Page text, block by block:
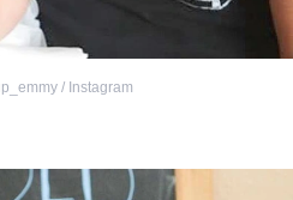
/ Instagram